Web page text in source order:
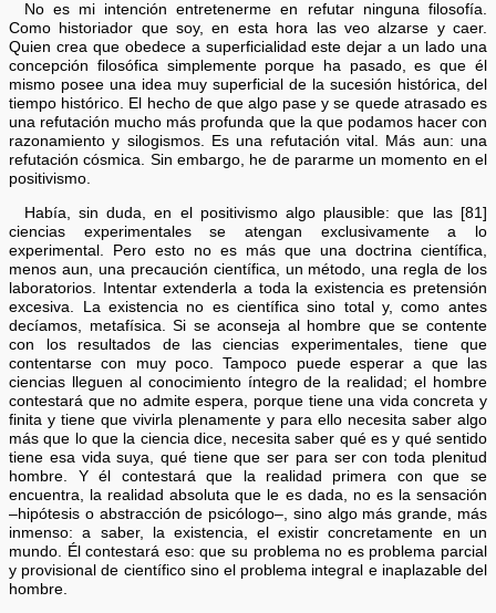
No es mi intención entretenerme en refutar ninguna filosofía.
Como historiador que soy, en esta hora las veo alzarse y caer.
Quien crea que obedece a superficialidad este dejar a un lado una
concepción filosófica simplemente porque ha pasado, es que él
mismo posee una idea muy superficial de la sucesión histórica, del
tiempo histórico. El hecho de que algo pase y se quede atrasado es
una refutación mucho más profunda que la que podamos hacer con
razonamiento y silogismos. Es una refutación vital. Más aun: una
refutación cósmica. Sin embargo, he de pararme un momento en el
positivismo.
Había, sin duda, en el positivismo algo plausible: que las [81]
ciencias experimentales se atengan exclusivamente a lo
experimental. Pero esto no es más que una doctrina científica,
menos aun, una precaución científica, un método, una regla de los
laboratorios. Intentar extenderla a toda la existencia es pretensión
excesiva. La existencia no es científica sino total y, como antes
decíamos, metafísica. Si se aconseja al hombre que se contente
con los resultados de las ciencias experimentales, tiene que
contentarse con muy poco. Tampoco puede esperar a que las
ciencias lleguen al conocimiento íntegro de la realidad; el hombre
contestará que no admite espera, porque tiene una vida concreta y
finita y tiene que vivirla plenamente y para ello necesita saber algo
más que lo que la ciencia dice, necesita saber qué es y qué sentido
tiene esa vida suya, qué tiene que ser para ser con toda plenitud
hombre. Y él contestará que la realidad primera con que se
encuentra, la realidad absoluta que le es dada, no es la sensación
–hipótesis o abstracción de psicólogo–, sino algo más grande, más
inmenso: a saber, la existencia, el existir concretamente en un
mundo. Él contestará eso: que su problema no es problema parcial
y provisional de científico sino el problema integral e inaplazable del
hombre.